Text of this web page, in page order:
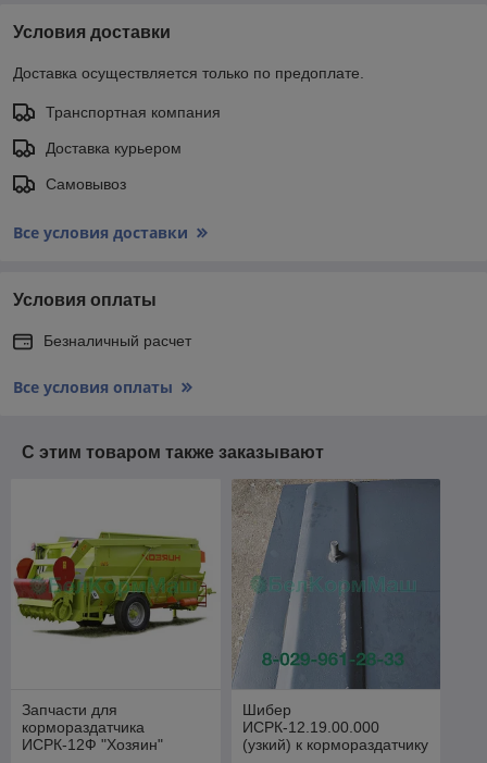
Условия доставки
Доставка осуществляется только по предоплате.
Транспортная компания
Доставка курьером
Самовывоз
Все условия доставки
Условия оплаты
Безналичный расчет
Все условия оплаты
С этим товаром также заказывают
Запчасти для
кормораздатчика
ИСРК-12Ф "Хозяин"
Шибер
ИСРК-12.19.00.000
(узкий) к кормораздатчику